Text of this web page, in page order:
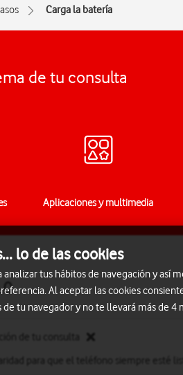
Carga la batería
de tu consulta
Aplicaciones y multimedia
para que el teléfono siempre esté
lo de las cookies
tus hábitos de navegación y así
Al aceptar las cookies
tu navegador y no te llevará más de 4